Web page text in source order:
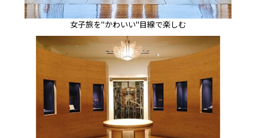
女子旅を"かわいい"目線で楽しむ